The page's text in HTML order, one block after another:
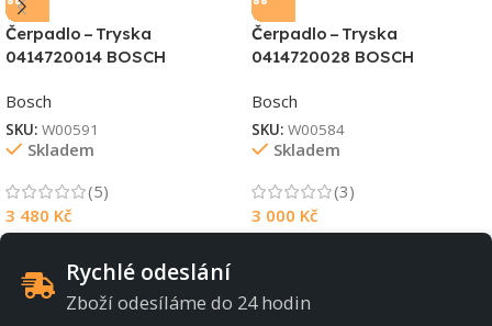
Čerpadlo – Tryska
0414720014 BOSCH
Bosch
SKU: W00591
Skladem
(5)
3 480 Kč
Čerpadlo – Tryska
0414720028 BOSCH
Bosch
SKU: W00584
Skladem
(3)
3 000 Kč
Rychlé odeslání
Zboží odesíláme do 24 hodin